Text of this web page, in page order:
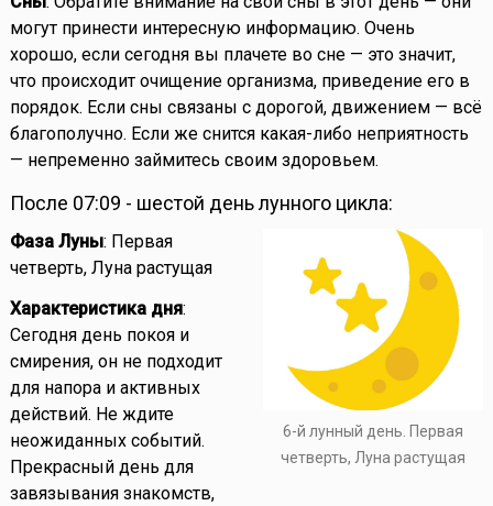
могут принести интересную информацию. Очень
хорошо, если сегодня вы плачете во сне — это значит,
что происходит очищение организма, приведение его в
порядок. Если сны связаны с дорогой, движением — всё
благополучно. Если же снится какая-либо неприятность
— непременно займитесь своим здоровьем.
После 07:09 - шестой день лунного цикла:
6-й лунный день. Первая
четверть, Луна растущая
Фаза Луны: Первая
четверть, Луна растущая
Характеристика дня:
Сегодня день покоя и
смирения, он не подходит
для напора и активных
действий. Не ждите
неожиданных событий.
Прекрасный день для
завязывания знакомств,